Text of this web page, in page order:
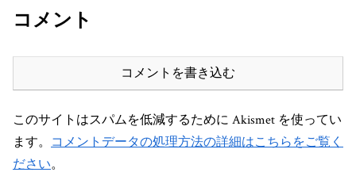
コメント
コメントを書き込む
このサイトはスパムを低減するために Akismet を使ってい
ます。 コメントデータの処理方法の詳細はこちらをご覧く
ださい。